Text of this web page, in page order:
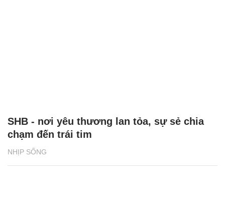
NHỊP SỐNG
SHB - nơi yêu thương lan tỏa, sự sẻ chia
chạm đến trái tim